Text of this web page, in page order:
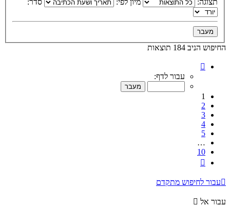
תצוגה: מיון לפי: סדר:
החיפוש הניב 184 תוצאות
מתוך
עבור לדף:
1
2
3
4
5
…
10
עבור לחיפוש מתקדם
עבור אל